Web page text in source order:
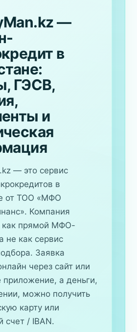
—
в
ГЭСВ,
и
— это сервис
в
от ТОО «МФО
Компания
как прямой МФО-
не как сервис
Заявка
через сайт или
приложение, а деньги,
можно получить
карту или
счет / IBAN.